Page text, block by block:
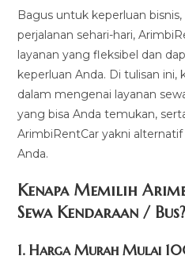
Bagus untuk keperluan
perjalanan sehari-hari,
layanan yang fleksibel dan
keperluan Anda. Di tulisan
dalam mengenai layanan
yang bisa Anda temukan,
ArimbiRentCar yakni
Anda.
Kenapa Memilih
Sewa Kendaraan / Bus?
1.Harga Murah Mulai